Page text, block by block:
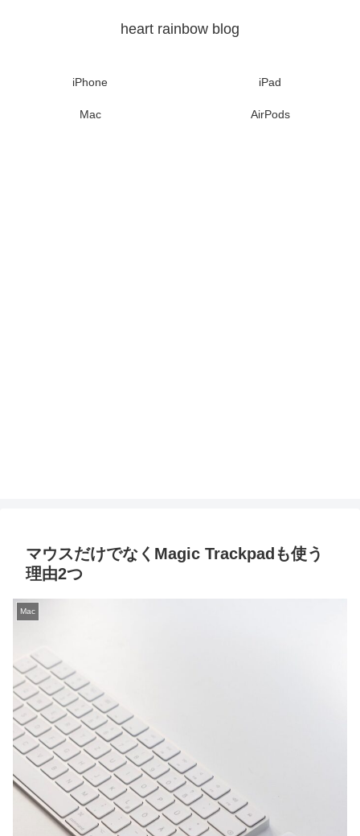
heart rainbow blog
iPhone iPad
Mac AirPods
マウスだけでなくMagic Trackpadも使う
理由2つ
Mac